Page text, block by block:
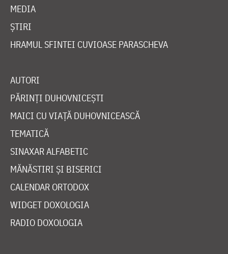
MEDIA
ȘTIRI
HRAMUL SFINTEI CUVIOASE PARASCHEVA
AUTORI
PĂRINȚI DUHOVNICEȘTI
MAICI CU VIAȚĂ DUHOVNICEASCĂ
TEMATICĂ
SINAXAR ALFABETIC
MĂNĂSTIRI ȘI BISERICI
CALENDAR ORTODOX
WIDGET DOXOLOGIA
RADIO DOXOLOGIA